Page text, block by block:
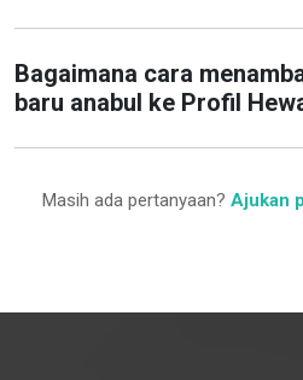
Bagaimana cara
baru anabul ke Profil
Masih ada pertanyaan? Ajukan